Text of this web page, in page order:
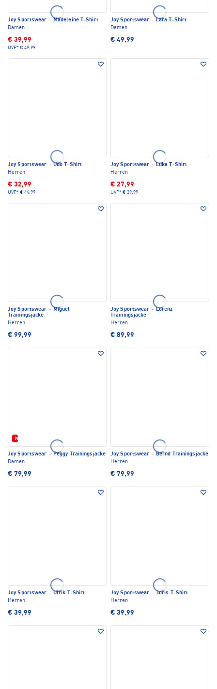
Joy Sportswear · Madeleine T-Shirt
Damen
€ 39,99
UVP* € 49,99
Joy Sportswear · Lara T-Shirt
Damen
€ 49,99
Joy Sportswear · Udo T-Shirt
Herren
€ 32,99
UVP* € 44,99
Joy Sportswear · Luka T-Shirt
Herren
€ 27,99
UVP* € 39,99
Joy Sportswear · Miguel
Trainingsjacke
Herren
€ 99,99
Joy Sportswear · Lorenz
Trainingsjacke
Herren
€ 89,99
Neu
Joy Sportswear · Peggy Trainingsjacke
Damen
€ 79,99
Joy Sportswear · Bernd Trainingsjacke
Herren
€ 79,99
Joy Sportswear · Ulrik T-Shirt
Herren
€ 39,99
Joy Sportswear · Joris T-Shirt
Herren
€ 39,99